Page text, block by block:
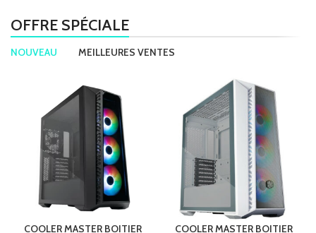
Dimensions : 105.42 x 76,52 x 37,35 mm
OFFRE SPÉCIALE
NOUVEAU MEILLEURES VENTES
COOLER MASTER BOITIER
COOLER MASTER BOITIER